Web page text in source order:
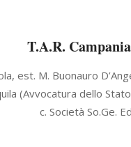
T.A.R.
est. M. Buonauro
(Avvocatura dello
c. Società So.Ge.